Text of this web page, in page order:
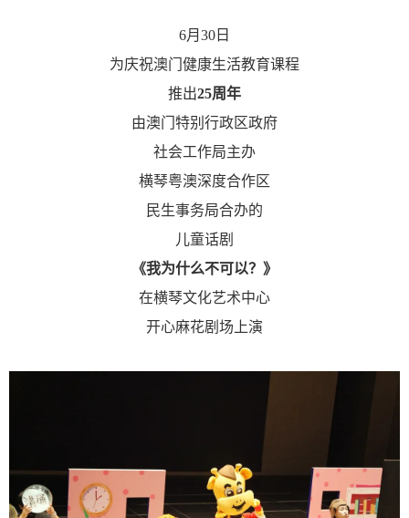
6月30日
为庆祝澳门健康生活教育课程
推出25周年
由澳门特别行政区政府
社会工作局主办
横琴粤澳深度合作区
民生事务局合办的
儿童话剧
《我为什么不可以？》
在横琴文化艺术中心
开心麻花剧场上演